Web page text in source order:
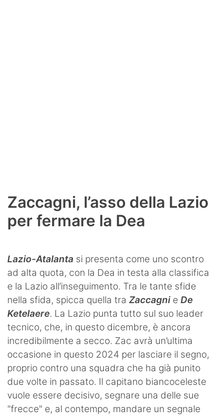
Zaccagni, l’asso della Lazio
per fermare la Dea
Lazio-Atalanta si presenta come uno scontro
ad alta quota, con la Dea in testa alla classifica
e la Lazio all’inseguimento. Tra le tante sfide
nella sfida, spicca quella tra Zaccagni e De
Ketelaere. La Lazio punta tutto sul suo leader
tecnico, che, in questo dicembre, è ancora
incredibilmente a secco. Zac avrà un’ultima
occasione in questo 2024 per lasciare il segno,
proprio contro una squadra che ha già punito
due volte in passato. Il capitano biancoceleste
vuole essere decisivo, segnare una delle sue
"frecce" e, al contempo, mandare un segnale